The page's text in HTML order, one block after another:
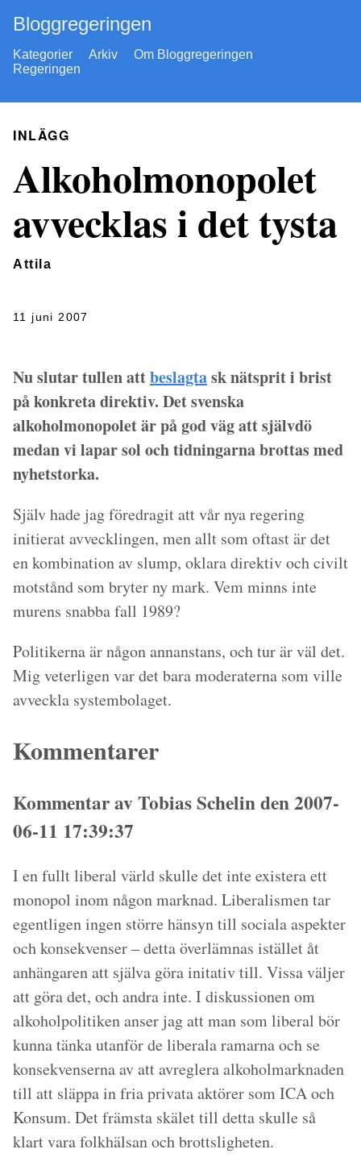
Bloggregeringen
Kategorier Arkiv
Om Bloggregeringen
Regeringen
INLÄGG
Alkoholmonopolet
avvecklas i det tysta
Attila
11 juni 2007
Nu slutar tullen attbeslagtask nätsprit i brist
på konkreta direktiv. Det svenska
alkoholmonopolet är på god väg att självdö
medan vi lapar sol och tidningarna brottas med
nyhetstorka.
Själv hade jag föredragit att vår nya regering
initierat avvecklingen, men allt som oftast är det
en kombination av slump, oklara direktiv och civilt
motstånd som bryter ny mark. Vem minns inte
murens snabba fall 1989?
Politikerna är någon annanstans, och tur är väl det.
Mig veterligen var det bara moderaterna som ville
avveckla systembolaget.
Kommentarer
Kommentar av Tobias Schelin den 2007-
06-11 17:39:37
I en fullt liberal värld skulle det inte existera ett
monopol inom någon marknad. Liberalismen tar
egentligen ingen större hänsyn till sociala aspekter
och konsekvenser – detta överlämnas istället åt
anhängaren att själva göra initativ till. Vissa väljer
att göra det, och andra inte. I diskussionen om
alkoholpolitiken anser jag att man som liberal bör
kunna tänka utanför de liberala ramarna och se
konsekvenserna av att avreglera alkoholmarknaden
till att släppa in fria privata aktörer som ICA och
Konsum. Det främsta skälet till detta skulle så
klart vara folkhälsan och brottsligheten.